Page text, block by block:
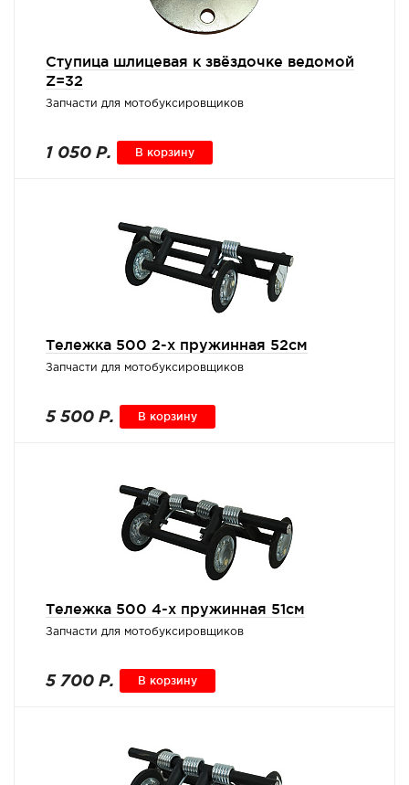
Ступица шлицевая к звёздочке ведомой
Z=32
Запчасти для мотобуксировщиков
1 050 Р. В корзину
Тележка 500 2-х пружинная 52см
Запчасти для мотобуксировщиков
5 500 Р. В корзину
Тележка 500 4-х пружинная 51см
Запчасти для мотобуксировщиков
5 700 Р. В корзину